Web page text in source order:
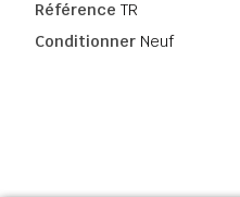
Référence TR
Conditionner Neuf